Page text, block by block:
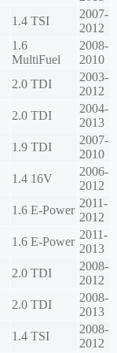
1.4 TSI
2007-
2012
1.6
MultiFuel
2008-
2010
2.0 TDI
2003-
2012
2.0 TDI
2004-
2013
1.9 TDI
2007-
2010
1.4 16V
2006-
2012
1.6 E-Power
2011-
2012
1.6 E-Power
2011-
2013
2.0 TDI
2008-
2012
2.0 TDI
2008-
2013
1.4 TSI
2008-
2012